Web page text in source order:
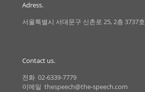
Adress.
서울특별시 서대문구 신촌로 25, 2층 3737호
Contact us.
전화 02-6339-7779
이메일 thespeech@the-speech.com